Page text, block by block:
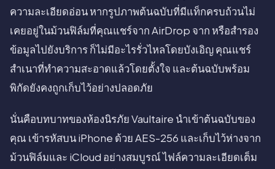
ความละเอียดอ่อน หากรูปภาพต้นฉบับที่มีแท็กครบถ้วนไม่
เคยอยู่ในม้วนฟิล์มที่คุณแชร์จาก AirDrop จาก หรือสำรอง
ข้อมูลไปยังบริการ ก็ไม่มีอะไรรั่วไหลโดยบังเอิญ คุณแชร์
สำเนาที่ทำความสะอาดแล้วโดยตั้งใจ และต้นฉบับพร้อม
พิกัดยังคงถูกเก็บไว้อย่างปลอดภัย
นั่นคือบทบาทของห้องนิรภัย Vaultaire นำเข้าต้นฉบับของ
คุณ เข้ารหัสบน iPhone ด้วย AES-256 และเก็บไว้ห่างจาก
ม้วนฟิล์มและ iCloud อย่างสมบูรณ์ ไฟล์ความละเอียดเต็ม